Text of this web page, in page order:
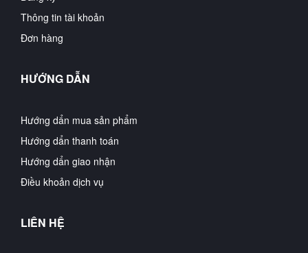
Thông tin tài khoản
Đơn hàng
HƯỚNG DẪN
Hướng dẩn mua sản phẩm
Hướng dẩn thanh toán
Hướng dẩn giao nhận
Điều khoản dịch vụ
LIÊN HỆ